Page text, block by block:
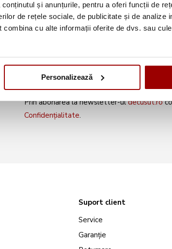
și anunțurile, pentru a oferi funcții de
de rețele sociale, de publicitate și de analize
cu alte informații oferite de dvs. sau
Personalizează
Abonează-te la
Prin abonarea la newsletter-uldecusut.ro
Confidențialitate.
Suport client
Service
Garanție